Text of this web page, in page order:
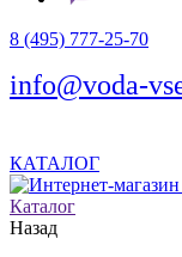
8 (495) 777-25-70
info@voda-
КАТАЛОГ
Каталог
Назад